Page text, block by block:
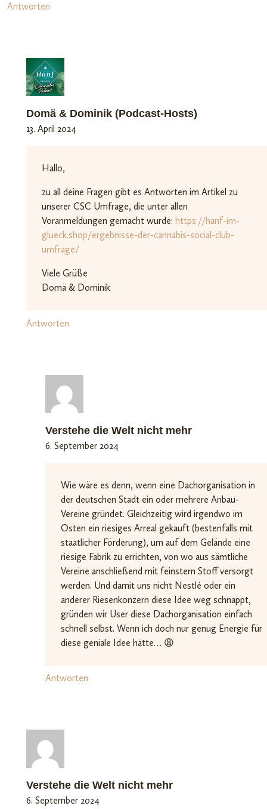
Antworten
Domä & Dominik (Podcast-Hosts)
13. April 2024
Hallo,
zu all deine Fragen gibt es Antworten im Artikel zu
unserer CSC Umfrage, die unter allen
Voranmeldungen gemacht wurde: https://hanf-im-
glueck.shop/ergebnisse-der-cannabis-social-club-
umfrage/
Viele Grüße
Domä & Dominik
Antworten
Verstehe die Welt nicht mehr
6. September 2024
Wie wäre es denn, wenn eine Dachorganisation in
der deutschen Stadt ein oder mehrere Anbau-
Vereine gründet. Gleichzeitig wird irgendwo im
Osten ein riesiges Arreal gekauft (bestenfalls mit
staatlicher Förderung), um auf dem Gelände eine
riesige Fabrik zu errichten, von wo aus sämtliche
Vereine anschließend mit feinstem Stoff versorgt
werden. Und damit uns nicht Nestlé oder ein
anderer Riesenkonzern diese Idee weg schnappt,
gründen wir User diese Dachorganisation einfach
schnell selbst. Wenn ich doch nur genug Energie für
diese geniale Idee hätte… 😩
Antworten
Verstehe die Welt nicht mehr
6. September 2024